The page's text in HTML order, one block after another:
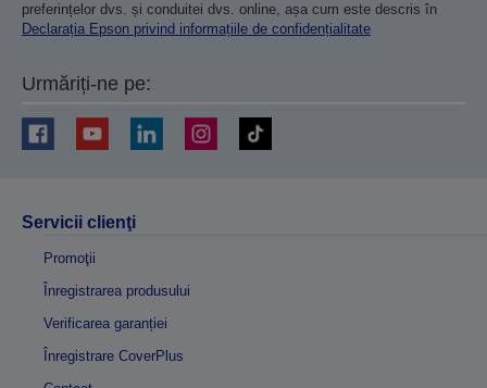
preferințelor dvs. și conduitei dvs. online, așa cum este descris în
Declarația Epson privind informațiile de confidențialitate
Urmăriți-ne pe:
Servicii clienţi
Promoţii
Înregistrarea produsului
Verificarea garanției
Înregistrare CoverPlus